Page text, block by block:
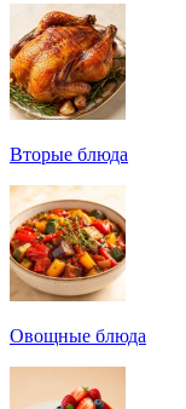
Вторые блюда
Овощные блюда